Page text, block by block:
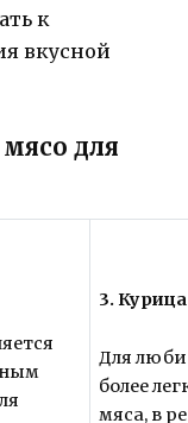
к
вкусной
для
3. Курица
Для
более
мяса, в